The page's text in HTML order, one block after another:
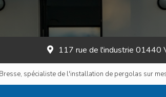
117 rue de l'industrie 01440
spécialiste de l'installation de pergolas sur